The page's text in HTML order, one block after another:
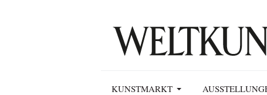
KUNSTMARKT